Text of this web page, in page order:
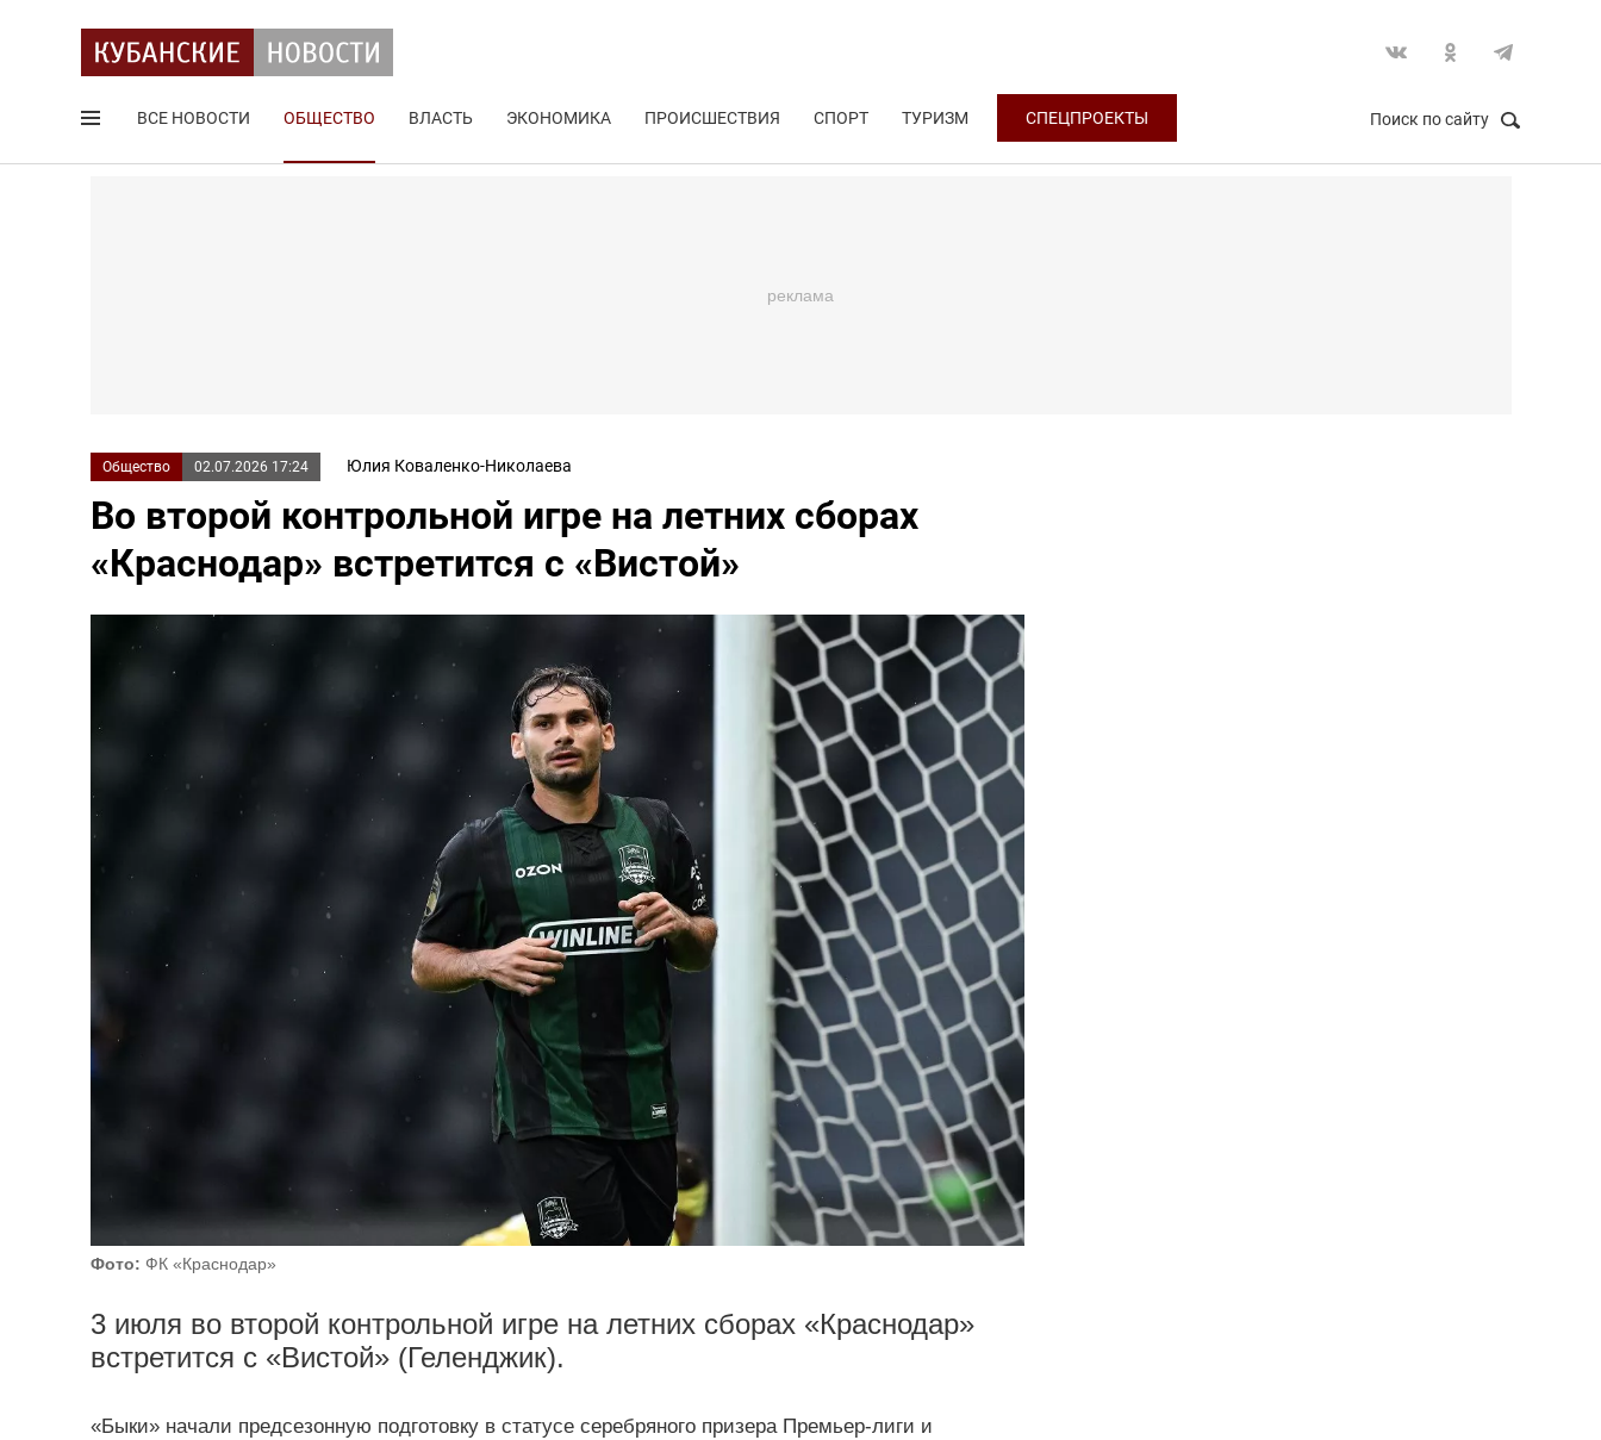
ВСЕ НОВОСТИ ОБЩЕСТВО ВЛАСТЬ ЭКОНОМИКА ПРОИСШЕСТВИЯ СПОРТ ТУРИЗМ СПЕЦПРОЕКТЫ Поиск по сайту
Общество 02.07.2026 17:24 Юлия Коваленко-Николаева
Во второй контрольной игре на летних сборах
«Краснодар» встретится с «Вистой»
Фото: ФК «Краснодар»
3 июля во второй контрольной игре на летних сборах «Краснодар»
встретится с «Вистой» (Геленджик).
«Быки» начали предсезонную подготовку в статусе серебряного призера Премьер-лиги и